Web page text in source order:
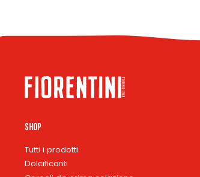
Shop
Tutti i prodotti
Dolcificanti